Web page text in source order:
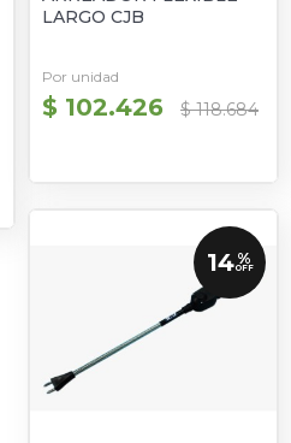
LARGO CJB
Por unidad
$ 102.426 $ 118.684
14 %
OFF